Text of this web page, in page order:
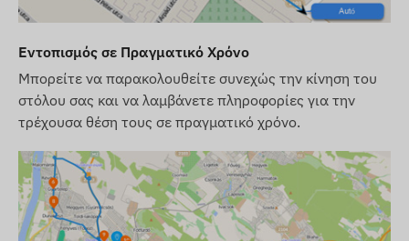
τροποποιήσει τις προδιαγραφές του προϊόντος ή
τη συσκευασία χωρίς προηγούμενη ειδοποίηση.
Για τον λόγο αυτό, η πραγματική εμφάνιση των
προϊόντων ενδέχεται να διαφέρει ελαφρώς από
τις εικόνες που εμφανίζονται. Διατηρούμε το
δικαίωμα για αλλαγές από τον κατασκευαστή
Εντοπισμός σε Πραγματικό Χρόνο
Μπορείτε να παρακολουθείτε συνεχώς την κίνηση του
στόλου σας και να λαμβάνετε πληροφορίες για την
τρέχουσα θέση τους σε πραγματικό χρόνο.